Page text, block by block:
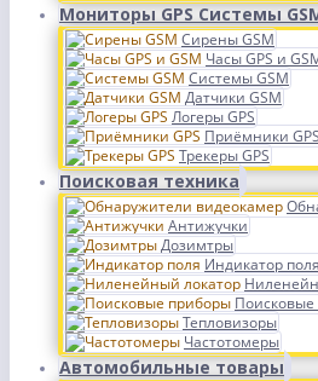
Мониторы GPS Системы
Сирены GSM
Часы GPS и
Системы GSM
Датчики GSM
Логеры GPS
Приёмники GPS
Трекеры GPS
Поисковая техника
Антижучки
Дозимтры
Индикатор поля
Тепловизоры
Частотомеры
Автомобильные товары